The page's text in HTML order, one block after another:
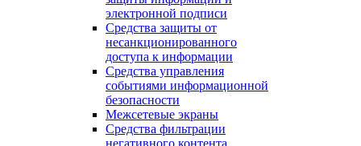
электронной подписи
Средства защиты от
несанкционированного
доступа к информации
Средства управления
событиями информационной
безопасности
Межсетевые экраны
Средства фильтрации
негативного контента